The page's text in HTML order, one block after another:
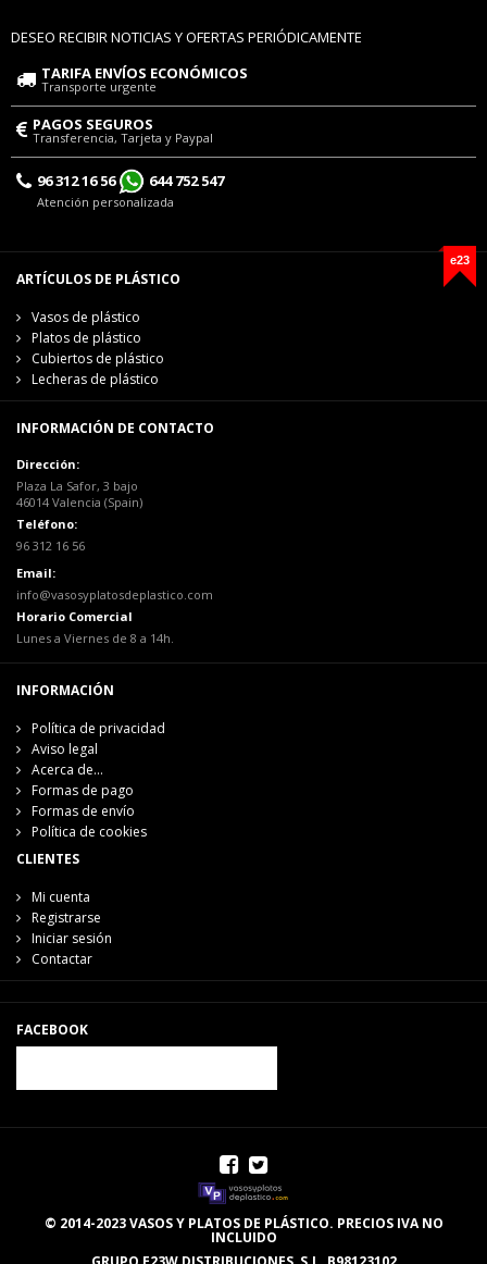
DESEO RECIBIR NOTICIAS Y OFERTAS PERIÓDICAMENTE
TARIFA ENVÍOS ECONÓMICOS
Transporte urgente
PAGOS SEGUROS
Transferencia, Tarjeta y Paypal
96 312 16 56 644 752 547
Atención personalizada
e23
ARTÍCULOS DE PLÁSTICO
Vasos de plástico
Platos de plástico
Cubiertos de plástico
Lecheras de plástico
INFORMACIÓN DE CONTACTO
Dirección:
Plaza La Safor, 3 bajo
46014 Valencia (Spain)
Teléfono:
96 312 16 56
Email:
info@vasosyplatosdeplastico.com
Horario Comercial
Lunes a Viernes de 8 a 14h.
INFORMACIÓN
Política de privacidad
Aviso legal
Acerca de...
Formas de pago
Formas de envío
Política de cookies
CLIENTES
Mi cuenta
Registrarse
Iniciar sesión
Contactar
FACEBOOK
© 2014-2023 VASOS Y PLATOS DE PLÁSTICO. PRECIOS IVA NO
INCLUIDO